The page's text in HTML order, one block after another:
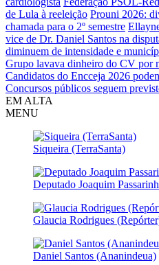
de Lula à reeleição Prouni 2026:
chamada para o 2º semestre
vice de Dr. Daniel Santos na
diminuem de intensidade e
Grupo lavava dinheiro do CV por
Candidatos do Encceja 2026
Concursos públicos seguem
EM ALTA
MENU
Siqueira (TerraSanta)
Deputado Joaquim
Glaucia Rodrigues
Daniel Santos (Ananindeua)